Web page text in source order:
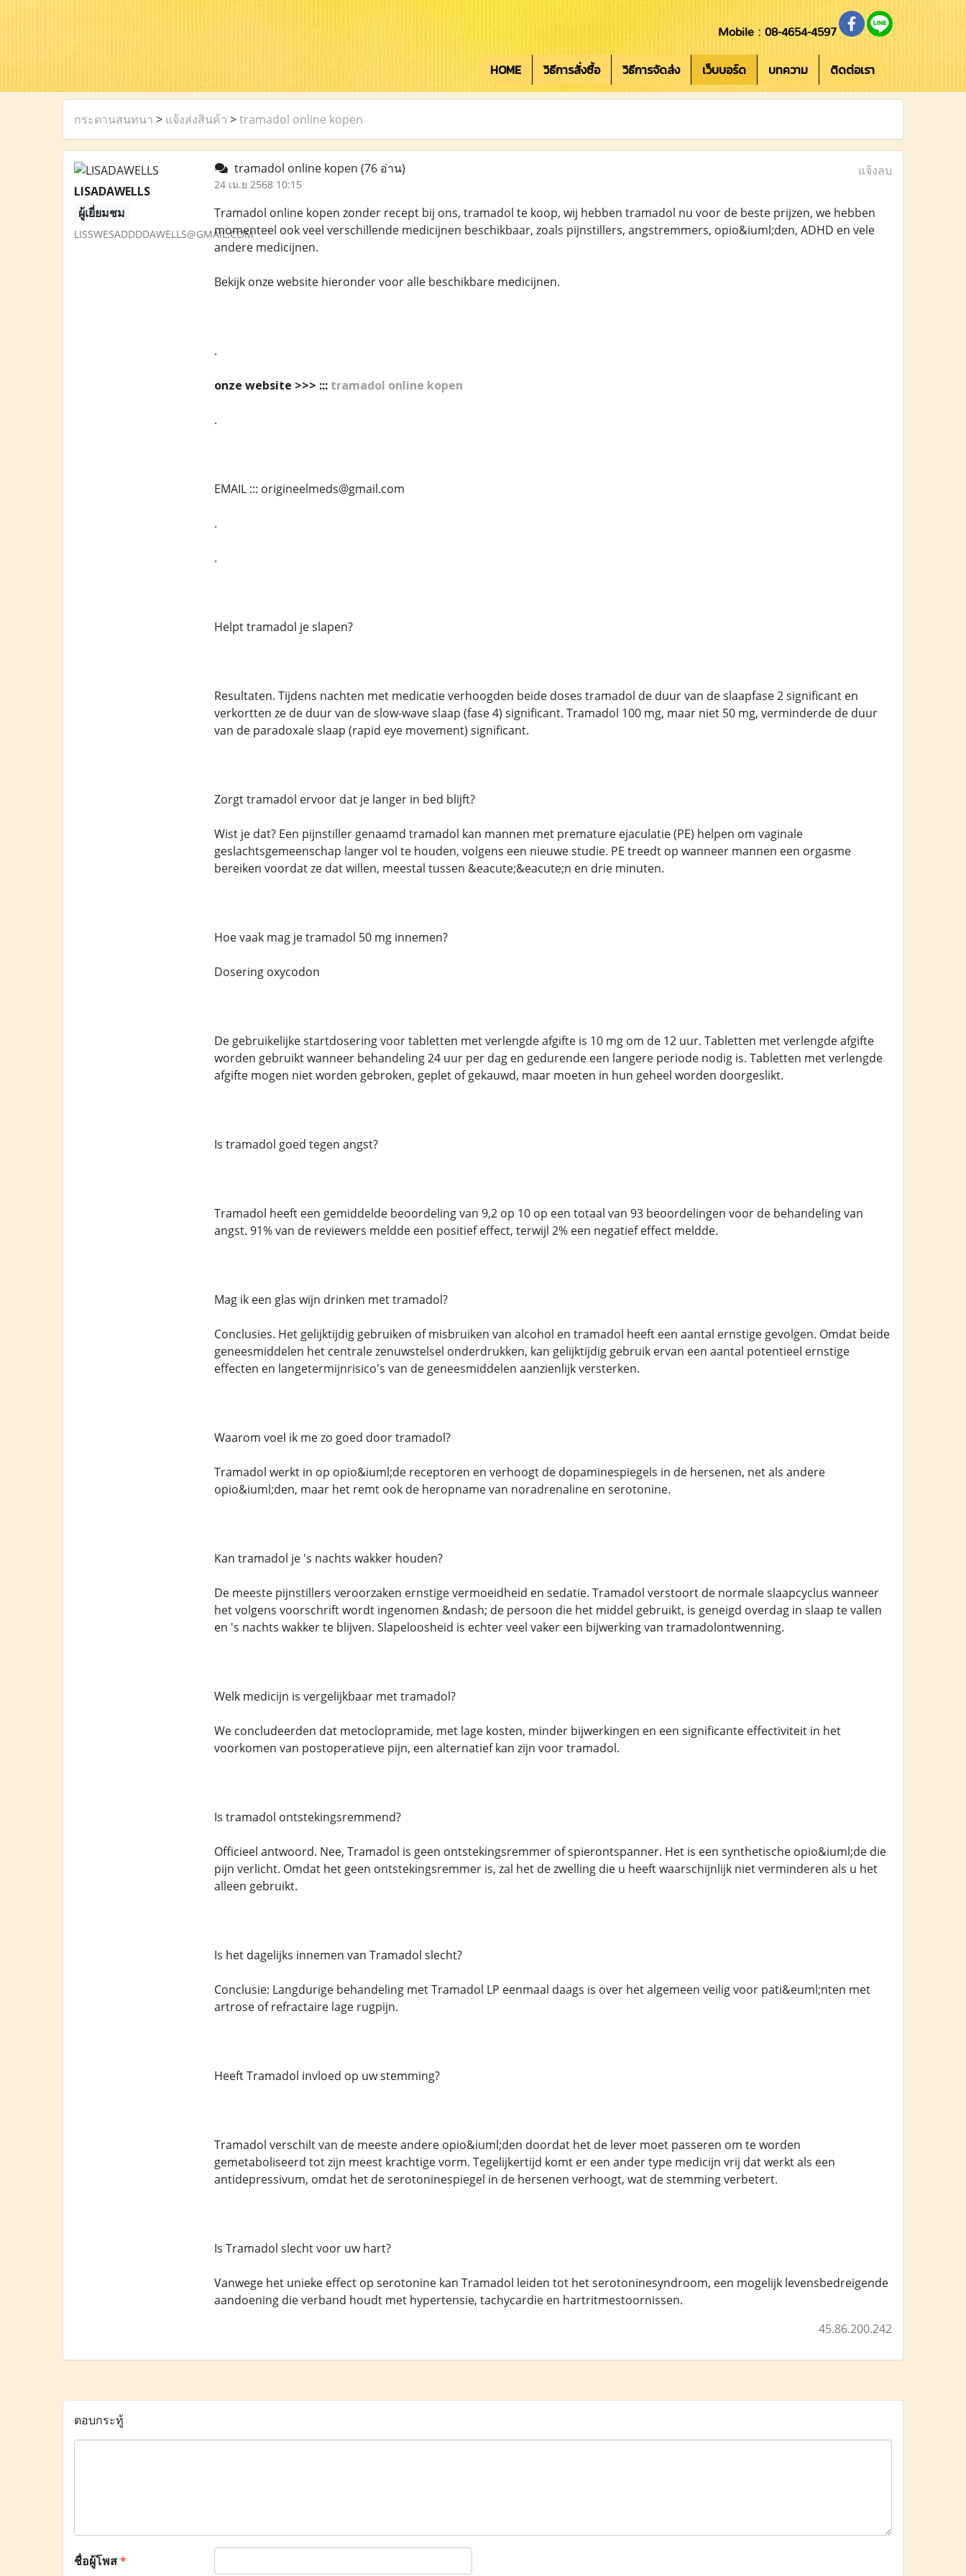
Mobile : 08-4654-4597
HOME วิธีการสั่งซื้อ วิธีการจัดส่ง เว็บบอร์ด บทความ ติดต่อเรา
กระดานสนทนา > แจ้งส่งสินค้า >tramadol online kopen
LISADAWELLS
ผู้เยี่ยมชม
LISSWESADDDDAWELLS@GMAIL.COM
tramadol online kopen (76 อ่าน)
24 เม.ย 2568 10:15
แจ้งลบ
Tramadol online kopen zonder recept bij ons, tramadol te koop, wij hebben tramadol nu voor de beste prijzen, we hebben
momenteel ook veel verschillende medicijnen beschikbaar, zoals pijnstillers, angstremmers, opio&iuml;den, ADHD en vele
andere medicijnen.
Bekijk onze website hieronder voor alle beschikbare medicijnen.
.
onze website >>> ::: tramadol online kopen
.
EMAIL ::: origineelmeds@gmail.com
.
.
Helpt tramadol je slapen?
Resultaten. Tijdens nachten met medicatie verhoogden beide doses tramadol de duur van de slaapfase 2 significant en
verkortten ze de duur van de slow-wave slaap (fase 4) significant. Tramadol 100 mg, maar niet 50 mg, verminderde de duur
van de paradoxale slaap (rapid eye movement) significant.
Zorgt tramadol ervoor dat je langer in bed blijft?
Wist je dat? Een pijnstiller genaamd tramadol kan mannen met premature ejaculatie (PE) helpen om vaginale
geslachtsgemeenschap langer vol te houden, volgens een nieuwe studie. PE treedt op wanneer mannen een orgasme
bereiken voordat ze dat willen, meestal tussen &eacute;&eacute;n en drie minuten.
Hoe vaak mag je tramadol 50 mg innemen?
Dosering oxycodon
De gebruikelijke startdosering voor tabletten met verlengde afgifte is 10 mg om de 12 uur. Tabletten met verlengde afgifte
worden gebruikt wanneer behandeling 24 uur per dag en gedurende een langere periode nodig is. Tabletten met verlengde
afgifte mogen niet worden gebroken, geplet of gekauwd, maar moeten in hun geheel worden doorgeslikt.
Is tramadol goed tegen angst?
Tramadol heeft een gemiddelde beoordeling van 9,2 op 10 op een totaal van 93 beoordelingen voor de behandeling van
angst. 91% van de reviewers meldde een positief effect, terwijl 2% een negatief effect meldde.
Mag ik een glas wijn drinken met tramadol?
Conclusies. Het gelijktijdig gebruiken of misbruiken van alcohol en tramadol heeft een aantal ernstige gevolgen. Omdat beide
geneesmiddelen het centrale zenuwstelsel onderdrukken, kan gelijktijdig gebruik ervan een aantal potentieel ernstige
effecten en langetermijnrisico's van de geneesmiddelen aanzienlijk versterken.
Waarom voel ik me zo goed door tramadol?
Tramadol werkt in op opio&iuml;de receptoren en verhoogt de dopaminespiegels in de hersenen, net als andere
opio&iuml;den, maar het remt ook de heropname van noradrenaline en serotonine.
Kan tramadol je 's nachts wakker houden?
De meeste pijnstillers veroorzaken ernstige vermoeidheid en sedatie. Tramadol verstoort de normale slaapcyclus wanneer
het volgens voorschrift wordt ingenomen &ndash; de persoon die het middel gebruikt, is geneigd overdag in slaap te vallen
en 's nachts wakker te blijven. Slapeloosheid is echter veel vaker een bijwerking van tramadolontwenning.
Welk medicijn is vergelijkbaar met tramadol?
We concludeerden dat metoclopramide, met lage kosten, minder bijwerkingen en een significante effectiviteit in het
voorkomen van postoperatieve pijn, een alternatief kan zijn voor tramadol.
Is tramadol ontstekingsremmend?
Officieel antwoord. Nee, Tramadol is geen ontstekingsremmer of spierontspanner. Het is een synthetische opio&iuml;de die
pijn verlicht. Omdat het geen ontstekingsremmer is, zal het de zwelling die u heeft waarschijnlijk niet verminderen als u het
alleen gebruikt.
Is het dagelijks innemen van Tramadol slecht?
Conclusie: Langdurige behandeling met Tramadol LP eenmaal daags is over het algemeen veilig voor pati&euml;nten met
artrose of refractaire lage rugpijn.
Heeft Tramadol invloed op uw stemming?
Tramadol verschilt van de meeste andere opio&iuml;den doordat het de lever moet passeren om te worden
gemetaboliseerd tot zijn meest krachtige vorm. Tegelijkertijd komt er een ander type medicijn vrij dat werkt als een
antidepressivum, omdat het de serotoninespiegel in de hersenen verhoogt, wat de stemming verbetert.
Is Tramadol slecht voor uw hart?
Vanwege het unieke effect op serotonine kan Tramadol leiden tot het serotoninesyndroom, een mogelijk levensbedreigende
aandoening die verband houdt met hypertensie, tachycardie en hartritmestoornissen.
45.86.200.242
ตอบกระทู้
ชื่อผู้โพส*